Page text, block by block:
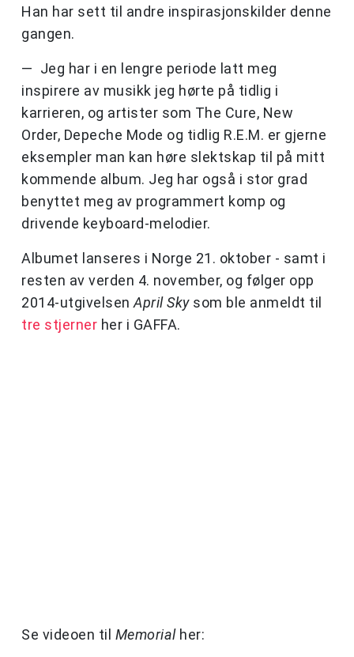
Han har sett til andre inspirasjonskilder denne
gangen.
— Jeg har i en lengre periode latt meg
inspirere av musikk jeg hørte på tidlig i
karrieren, og artister som The Cure, New
Order, Depeche Mode og tidlig R.E.M. er gjerne
eksempler man kan høre slektskap til på mitt
kommende album. Jeg har også i stor grad
benyttet meg av programmert komp og
drivende keyboard-melodier.
Albumet lanseres i Norge 21. oktober - samt i
resten av verden 4. november, og følger opp
2014-utgivelsen April Skysom ble anmeldt til
tre stjerner her i GAFFA.
Se videoen til Memorialher: